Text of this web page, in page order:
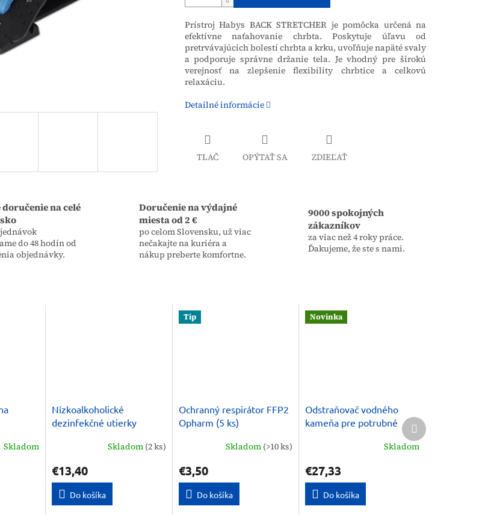
Prístroj Habys BACK STRETCHER je pomôcka určená na
efektívne naťahovanie chrbta. Poskytuje úľavu od
pretrvávajúcich bolestí chrbta a krku, uvoľňuje napäté svaly
a podporuje správne držanie tela. Je vhodný pre širokú
verejnosť na zlepšenie flexibility chrbtice a celkovú
relaxáciu.
Detailné informácie
TLAČ OPÝTAŤ SA ZDIEĽAŤ
doručenie na celé
do 48 hodín od
objednávky.
Doručenie na výdajné
miesta od 2 €
po celom Slovensku, už viac
nečakajte na kuriéra a
nákup preberte komfortne.
9000 spokojných
zákazníkov
za viac než 4 roky práce.
Ďakujeme, že ste s nami.
Skladom
Nízkoalkoholické
dezinfekčné utierky
Skladom (2 ks)
€13,40
Do košíka
Tip
Ochranný respirátor FFP2
Opharm (5 ks)
Skladom (>10 ks)
€3,50
Do košíka
Novinka
Odstraňovač vodného
kameňa pre potrubné
systémy, tanky Schulke
Skladom
€27,33
Do košíka
Ďalší
produkt